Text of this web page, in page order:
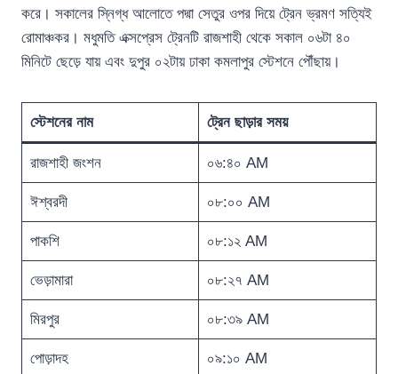
করে। সকালের স্নিগ্ধ আলোতে পদ্মা সেতুর ওপর দিয়ে ট্রেন ভ্রমণ সত্যিই
রোমাঞ্চকর। মধুমতি এক্সপ্রেস ট্রেনটি রাজশাহী থেকে সকাল ০৬টা ৪০
মিনিটে ছেড়ে যায় এবং দুপুর ০২টায় ঢাকা কমলাপুর স্টেশনে পৌঁছায়।
স্টেশনের নাম ট্রেন ছাড়ার সময়
রাজশাহী জংশন ০৬:৪০ AM
ঈশ্বরদী ০৮:০০ AM
পাকশি ০৮:১২ AM
ভেড়ামারা ০৮:২৭ AM
মিরপুর ০৮:৩৯ AM
পোড়াদহ ০৯:১০ AM